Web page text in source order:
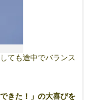
ても途中でバランス
きた！」の大喜びを